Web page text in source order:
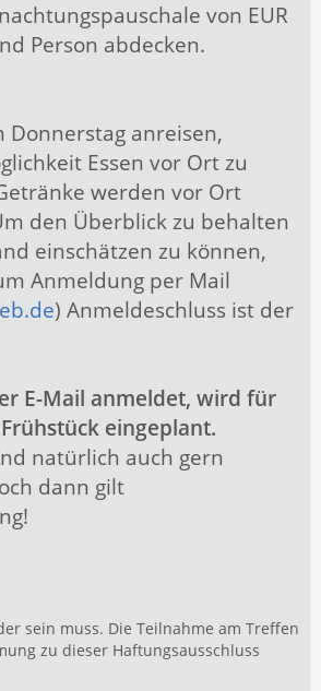
von EUR
Person abdecken.
Donnerstag anreisen,
Essen vor Ort zu
werden vor Ort
den Überblick zu behalten
einschätzen zu können,
Anmeldung per Mail
) Anmeldeschluss ist der
E-Mail anmeldet, wird für
eingeplant.
natürlich auch gern
dann gilt
sein muss. Die Teilnahme am Treffen
zu dieser Haftungsausschluss